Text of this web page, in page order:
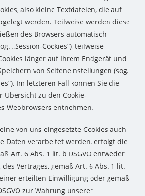
also kleine Textdateien, die auf
werden. Teilweise werden diese
des Browsers automatisch
„Session-Cookies“), teilweise
länger auf Ihrem Endgerät und
von Seiteneinstellungen (sog.
Im letzteren Fall können Sie die
Übersicht zu den Cookie-
Webbrowsers entnehmen.
von uns eingesetzte Cookies auch
Daten verarbeitet werden, erfolgt die
Art. 6 Abs. 1 lit. b DSGVO entweder
Vertrages, gemäß Art. 6 Abs. 1 lit.
einer erteilten Einwilligung oder gemäß
zur Wahrung unserer